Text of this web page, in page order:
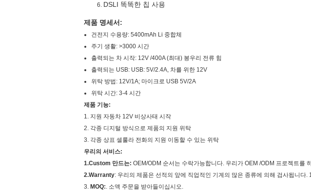
DSLI 똑똑한 칩 사용
제품 명세서:
건전지 수용량: 5400mAh Li 중합체
주기 생활: >3000 시간
출력되는 차 시작: 12V /400A (최대) 봉우리 전류 힘
출력되는 USB: USB: 5V/2.4A, 차를 위한 12V
위탁 방법: 12V/1A; 마이크로 USB 5V/2A
위탁 시간: 3-4 시간
제품 기능:
1. 지원 자동차 12V 비상사태 시작
2. 각종 디지털 방식으로 제품의 지원 위탁
3. 각종 상표 셀룰라 전화의 지원 이동할 수 있는 위탁
우리의 서비스:
1.Custom 만드는: OEM/ODM 순서는 수락가능합니다. 우리가 OEM /ODM 프로젝트를
2.Warranty: 우리의 제품은 선적의 앞에 직업적인 기계의 많은 종류에 의해 검사됩니다
3. MOQ:. 소액 주문을 받아들이십시오.